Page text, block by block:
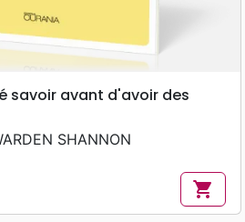
savoir avant d'avoir des
SHANNON
shopping_cart